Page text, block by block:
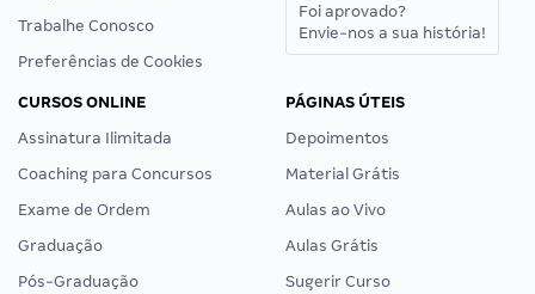
Trabalhe Conosco
Preferências de Cookies
Foi aprovado?
Envie-nos a sua história!
CURSOS ONLINE
Assinatura Ilimitada
Coaching para Concursos
Exame de Ordem
Graduação
Pós-Graduação
PÁGINAS ÚTEIS
Depoimentos
Material Grátis
Aulas ao Vivo
Aulas Grátis
Sugerir Curso